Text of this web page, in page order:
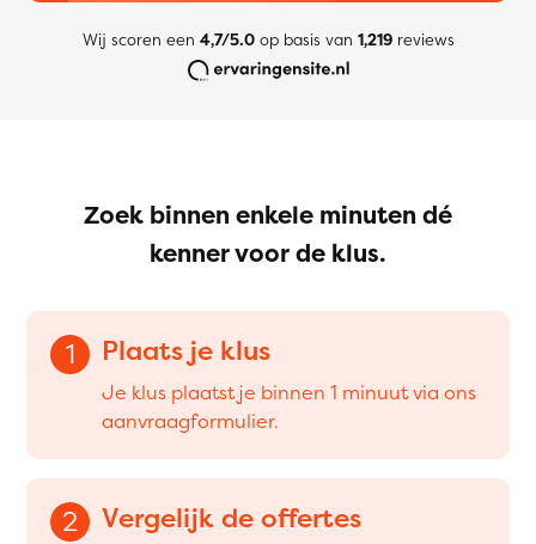
Wij scoren een 4,7/5.0op basis van 1,219reviews
Zoek binnen enkele minuten dé
kenner voor de klus.
1 Plaats je klus
Je klus plaatst je binnen 1 minuut via ons
aanvraagformulier.
2 Vergelijk de offertes